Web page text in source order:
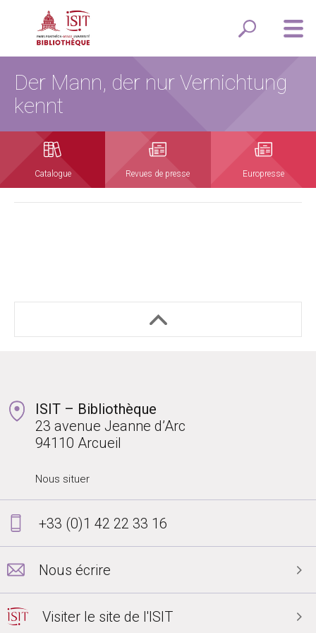
Der Mann, der nur Vernichtung
kennt
Catalogue Revues de presse Europresse
ISIT – Bibliothèque
23 avenue Jeanne d’Arc
94110 Arcueil
Nous situer
+33 (0)1 42 22 33 16
Nous écrire
Visiter le site de l'ISIT